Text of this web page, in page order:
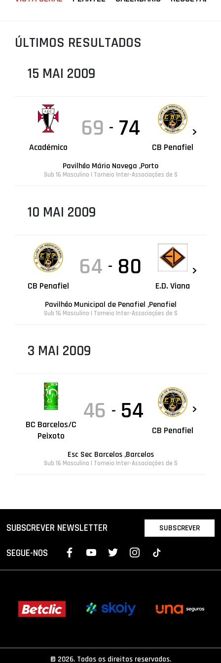
LIGA BETCLIC MASCULINA
LIGA BETCLIC FEMININA
ÚLTIMOS RESULTADOS
15 MAI 2009
Académico
69 - 74
CB Penafiel
Pavilhão Mário Navega ,Porto
Sub 16 Masculino | Torneio Inter-Associações de S
10 MAI 2009
CB Penafiel
64 - 80
E.D. Viana
Pavilhão Municipal de Penafiel ,Penafiel
Sub 16 Masculino | Torneio Inter-Associações de S
3 MAI 2009
BC Barcelos/C
Peixoto
46 - 54
CB Penafiel
Esc Sec Barcelos ,Barcelos
Sub 16 Masculino | Torneio Inter-Associações de S
SUBSCREVER NEWSLETTER SUBSCREVER
SEGUE-NOS
© 2026. Todos os direitos reservados.